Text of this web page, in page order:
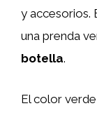
y accesorios.
una prenda
botella.
El color